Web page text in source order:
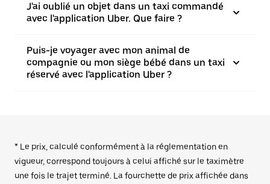
J'ai oublié un objet dans un taxi commandé
avec l'application Uber. Que faire ?
Puis-je voyager avec mon animal de
compagnie ou mon siège bébé dans un taxi
réservé avec l'application Uber ?
* Le prix, calculé conformément à la réglementation en
vigueur, correspond toujours à celui affiché sur le taximètre
une fois le trajet terminé. La fourchette de prix affichée dans